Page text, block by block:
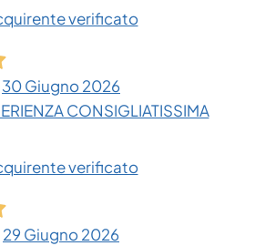
verificato
30 Giugno 2026
CONSIGLIATISSIMA
verificato
29 Giugno 2026